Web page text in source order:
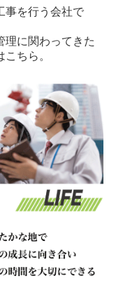
事を行う会社で
理に関わってきた
ちら。